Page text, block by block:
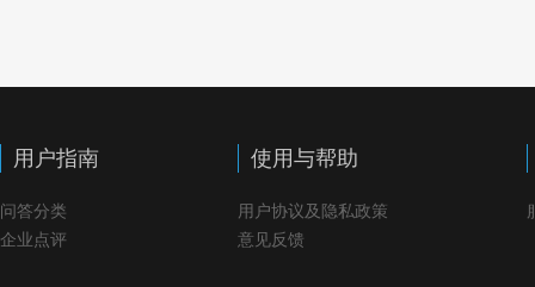
用户指南
问答分类
企业点评
使用与帮助
用户协议及隐私政策
意见反馈